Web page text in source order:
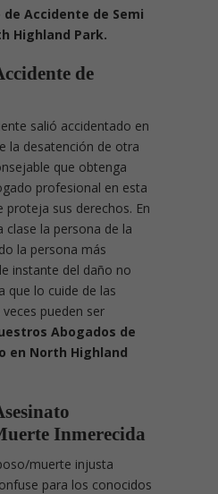
de Accidente de Semi
Highland Park.
de
salió accidentado en
la desatención de otra
que obtenga
profesional en esta
proteja sus derechos. En
clase la persona de la
la persona más
instante del daño no
que lo cuide de las
pueden ser
Abogados de
en North Highland
Inmerecida
muerte injusta
para los conocidos